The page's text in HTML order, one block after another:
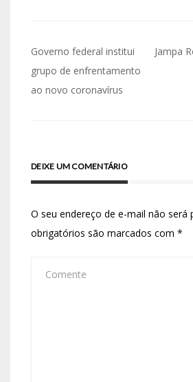
Governo federal institui
grupo de enfrentamento
ao novo coronavírus
Jampa
DEIXE UM COMENTÁRIO
O seu endereço de e-mail não será
obrigatórios são marcados com *